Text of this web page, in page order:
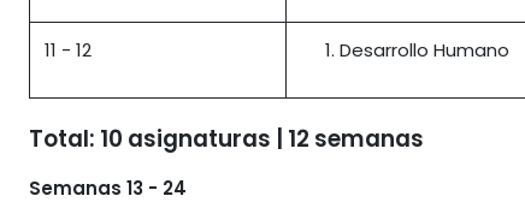
11 - 12 Desarrollo Humano
Total: 10 asignaturas | 12 semanas
Semanas 13 - 24